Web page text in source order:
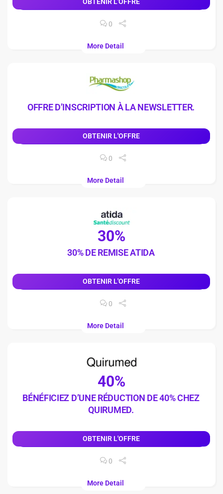
0
More Detail
OFFRE D’INSCRIPTION À LA NEWSLETTER.
OBTENIR L'OFFRE
0
More Detail
30%
30% DE REMISE ATIDA
OBTENIR L'OFFRE
0
More Detail
40%
BÉNÉFICIEZ D’UNE RÉDUCTION DE 40% CHEZ
QUIRUMED.
OBTENIR L'OFFRE
0
More Detail